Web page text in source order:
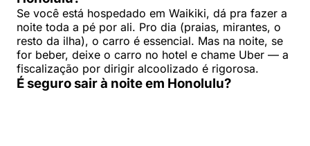
Se você está hospedado em Waikiki, dá pra fazer a
noite toda a pé por ali. Pro dia (praias, mirantes, o
resto da ilha), o carro é essencial. Mas na noite, se
for beber, deixe o carro no hotel e chame Uber — a
fiscalização por dirigir alcoolizado é rigorosa.
É seguro sair à noite em Honolulu?